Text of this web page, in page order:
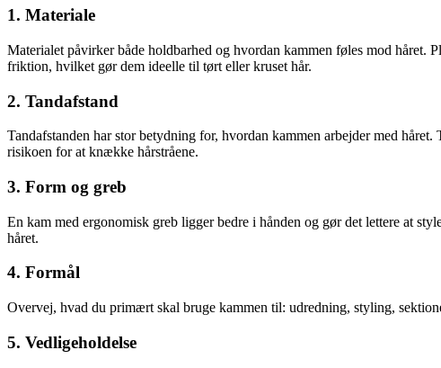
1. Materiale
Materialet påvirker både holdbarhed og hvordan kammen føles mod håret.
friktion, hvilket gør dem ideelle til tørt eller kruset hår.
2. Tandafstand
Tandafstanden har stor betydning for, hvordan kammen arbejder med
risikoen for at knække hårstråene.
3. Form og greb
En kam med ergonomisk greb ligger bedre i hånden og gør det lettere at
håret.
4. Formål
Overvej, hvad du primært skal bruge kammen til: udredning, styling,
5. Vedligeholdelse